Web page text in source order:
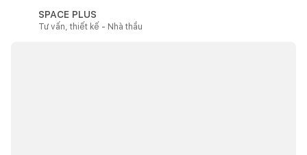
SPACE PLUS
Tư vấn, thiết kế - Nhà thầu